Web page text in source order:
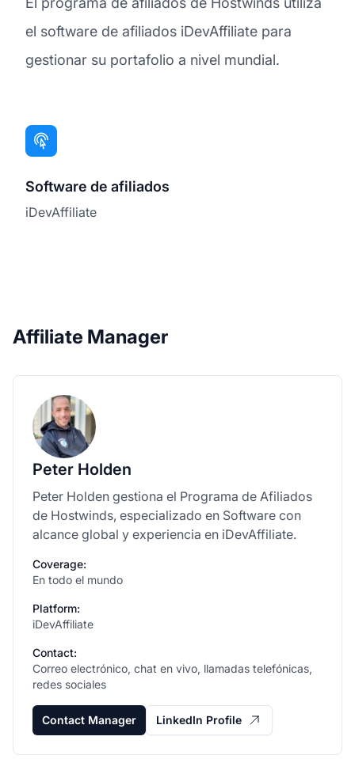
el software de afiliados iDevAffiliate para
gestionar su portafolio a nivel mundial.
Software de afiliados
iDevAffiliate
Affiliate Manager
Peter Holden
Peter Holden gestiona el Programa de Afiliados
de Hostwinds, especializado en Software con
alcance global y experiencia en iDevAffiliate.
Coverage:
En todo el mundo
Platform:
iDevAffiliate
Contact:
Correo electrónico, chat en vivo, llamadas telefónicas,
redes sociales
Contact Manager LinkedIn Profile